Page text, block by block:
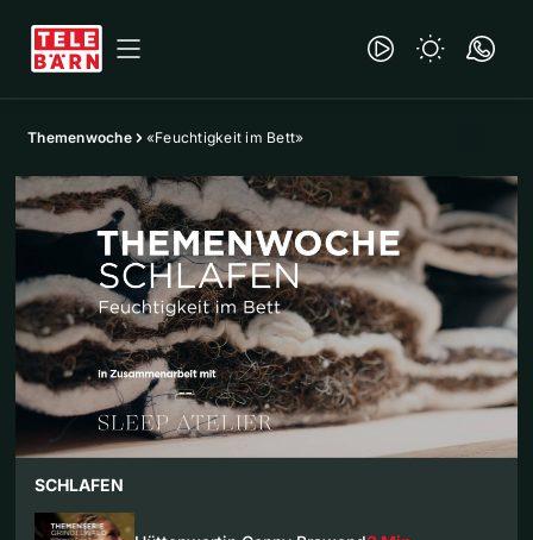
Themenwoche «Feuchtigkeit im Bett»
SCHLAFEN